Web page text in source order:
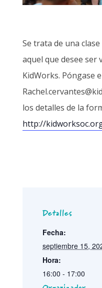
Se trata de una
aquel que desee
KidWorks. Póngase
los detalles de la
http://
Detalles
Fecha:
septiembre 15,
Hora:
16:00 - 17:00